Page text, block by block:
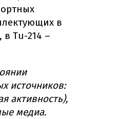
в
в Tu-214 –
источников:
активность),
медиа.